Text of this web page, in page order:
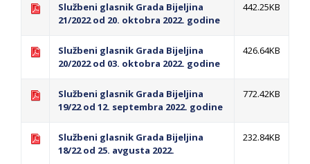
ODLAGANjA OTPADA UZ DODJELU
Službeni glasnik Grada Bijeljina
21/2022 od 20. oktobra 2022. godine
442.25KB
Službeni glasnik Grada Bijeljina
20/2022 od 03. oktobra 2022. godine
426.64KB
Službeni glasnik Grada Bijeljina
19/22 od 12. septembra 2022. godine
772.42KB
Službeni glasnik Grada Bijeljina
18/22 od 25. avgusta 2022.
232.84KB